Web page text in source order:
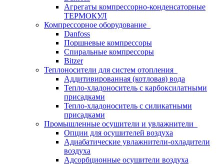
Агрегаты компрессорно-конденсаторные
ТЕРМОКУЛ
Компрессорное оборудование
Danfoss
Поршневые компрессоры
Спиральные компрессоры
Bitzer
Теплоносители для систем отопления
Аддитивированная (котловая) вода
Тепло-хладоноситель с карбоксилатными
присадками
Тепло-хладоноситель с силикатными
присадками
Промышленные осушители и увлажнители
Опции для осушителей воздуха
Адиабатические увлажнители-охладители
воздуха
Адсорбционные осушители воздуха